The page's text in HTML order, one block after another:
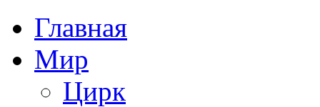
Главная
Мир
Цирк